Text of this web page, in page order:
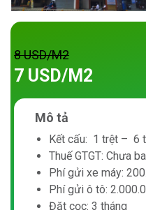
8 USD/M2
7 USD/M2
Mô tả
Kết cấu: 1 trệt – 6
Thuế GTGT: Chưa
Phí gửi xe máy:
Phí gửi ô tô:
Đặt cọc: 3 tháng